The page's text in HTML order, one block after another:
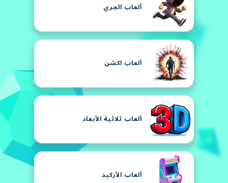
ألعاب الجري
ألعاب اكشن
ألعاب ثلاثية الأبعاد
ألعاب الأركيد